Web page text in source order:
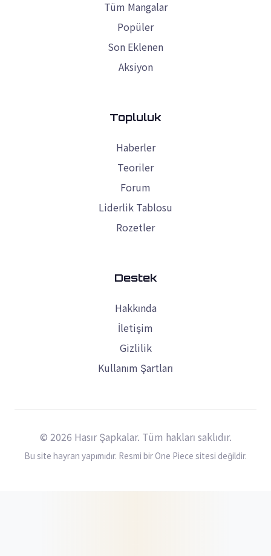
Tüm Mangalar
Popüler
Son Eklenen
Aksiyon
Topluluk
Haberler
Teoriler
Forum
Liderlik Tablosu
Rozetler
Destek
Hakkında
İletişim
Gizlilik
Kullanım Şartları
© 2026 Hasır Şapkalar. Tüm hakları saklıdır.
Bu site hayran yapımıdır. Resmi bir One Piece sitesi değildir.